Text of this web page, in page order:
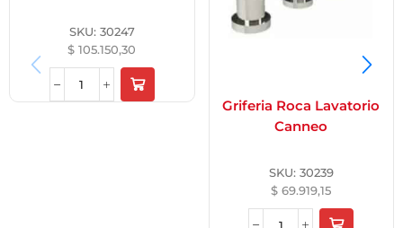
SKU: 30247
$ 105.150,30
Griferia Roca Lavatorio
Canneo
SKU: 30239
$ 69.919,15